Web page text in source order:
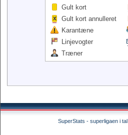
Gult kort
Gult kort annulleret
Karantæne
Linjevogter
Træner
SuperStats - superligaen i tal